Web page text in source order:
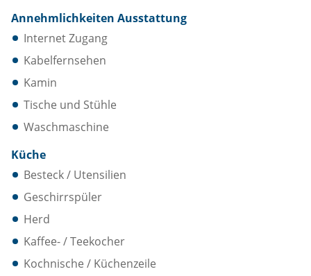
Annehmlichkeiten Ausstattung
Internet Zugang
Kabelfernsehen
Kamin
Tische und Stühle
Waschmaschine
Küche
Besteck / Utensilien
Geschirrspüler
Herd
Kaffee- / Teekocher
Kochnische / Küchenzeile